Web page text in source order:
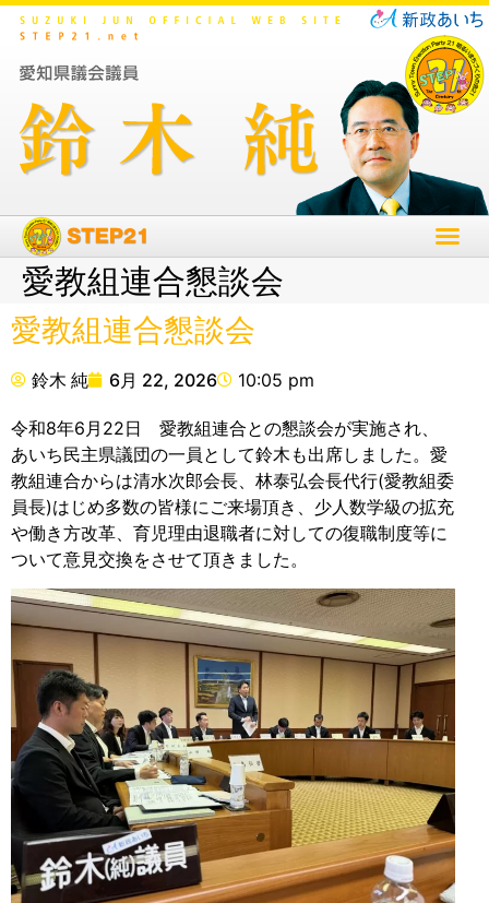
愛教組連合懇談会
愛教組連合懇談会
鈴木 純 6月 22, 2026 10:05 pm
令和8年6月22日 愛教組連合との懇談会が実施され、
あいち民主県議団の一員として鈴木も出席しました。愛
教組連合からは清水次郎会長、林泰弘会長代行(愛教組委
員長)はじめ多数の皆様にご来場頂き、少人数学級の拡充
や働き方改革、育児理由退職者に対しての復職制度等に
ついて意見交換をさせて頂きました。